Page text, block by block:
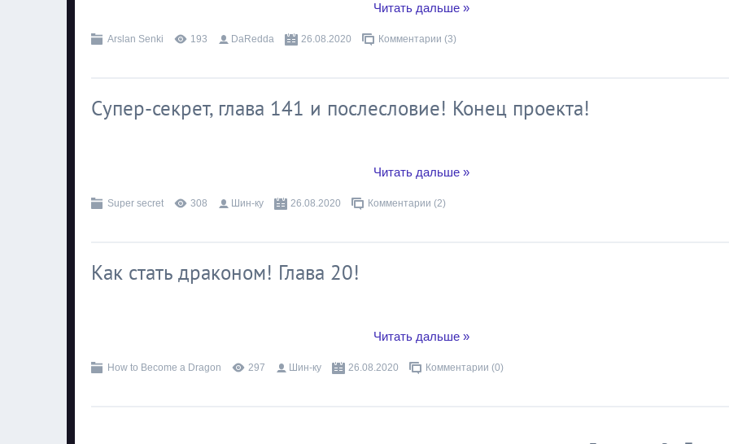
Читать дальше »
Arslan Senki 193 DaRedda 26.08.2020 Комментарии (3)
Супер-секрет, глава 141 и послесловие! Конец проекта!
Читать дальше »
Super secret 308 Шин-ку 26.08.2020 Комментарии (2)
Как стать драконом! Глава 20!
Читать дальше »
How to Become a Dragon 297 Шин-ку 26.08.2020 Комментарии (0)